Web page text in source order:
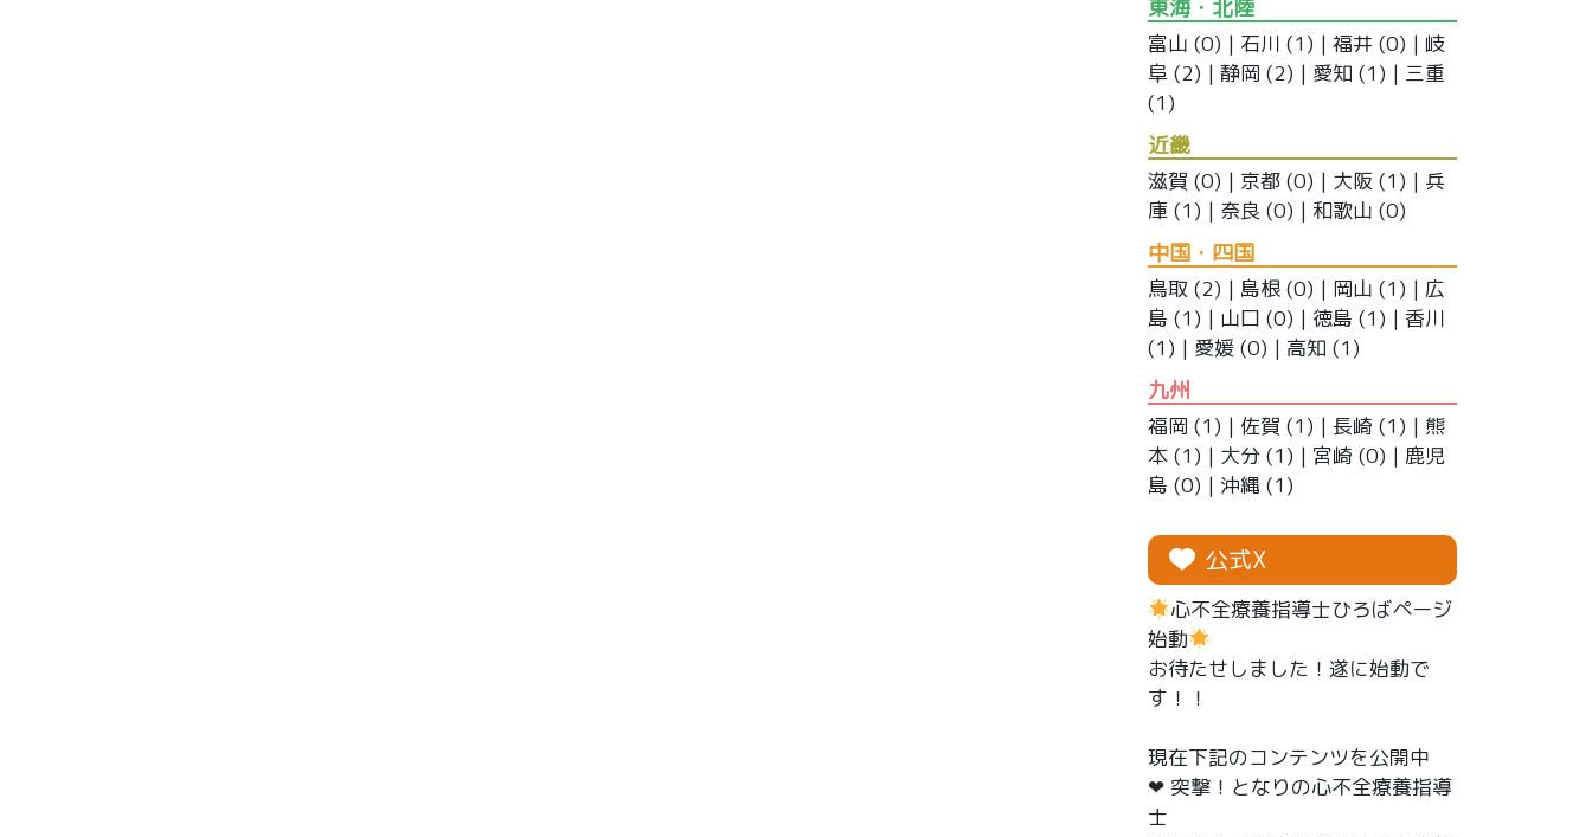
東海・北陸
富山 (0) | 石川 (1) | 福井 (0) | 岐
阜 (2) | 静岡 (2) | 愛知 (1) | 三重
(1)
近畿
滋賀 (0) | 京都 (0) | 大阪 (1) | 兵
庫 (1) | 奈良 (0) | 和歌山 (0)
中国・四国
鳥取 (2) | 島根 (0) | 岡山 (1) | 広
島 (1) | 山口 (0) | 徳島 (1) | 香川
(1) | 愛媛 (0) | 高知 (1)
九州
福岡 (1) | 佐賀 (1) | 長崎 (1) | 熊
本 (1) | 大分 (1) | 宮崎 (0) | 鹿児
島 (0) | 沖縄 (1)
公式X
心不全療養指導士ひろばページ
始動
お待たせしました！遂に始動で
す！！
現在下記のコンテンツを公開中
❤︎ 突撃！となりの心不全療養指導
士